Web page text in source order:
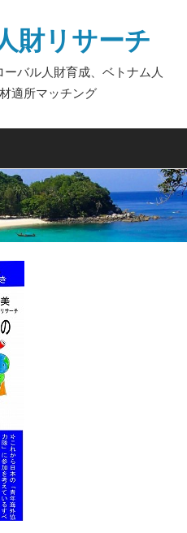
財リサーチ
バル人財育成、ベトナム人
適所マッチング